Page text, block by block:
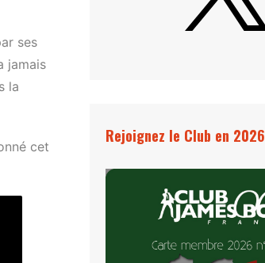
ses
jamais
la
cet
Rejoignez le Club en 2026